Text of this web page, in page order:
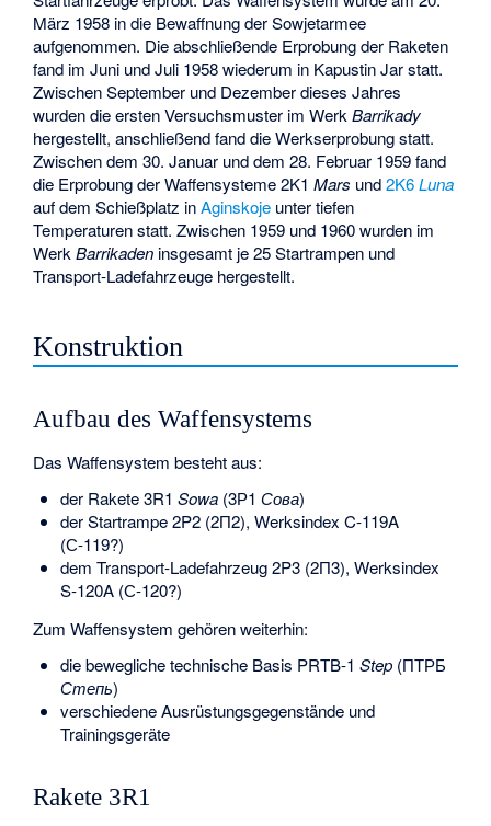
März 1958 in die Bewaffnung der Sowjetarmee
aufgenommen. Die abschließende Erprobung der Raketen
fand im Juni und Juli 1958 wiederum in Kapustin Jar statt.
Zwischen September und Dezember dieses Jahres
wurden die ersten Versuchsmuster im WerkBarrikady
hergestellt, anschließend fand die Werkserprobung statt.
Zwischen dem 30. Januar und dem 28. Februar 1959 fand
die Erprobung der Waffensysteme 2K1Mars und2K6Luna
auf dem Schießplatz inAginskoje unter tiefen
Temperaturen statt. Zwischen 1959 und 1960 wurden im
WerkBarrikaden insgesamt je 25 Startrampen und
Transport-Ladefahrzeuge hergestellt.
Konstruktion
Aufbau des Waffensystems
Das Waffensystem besteht aus:
der Rakete 3R1 Sowa(3Р1 Сова)
der Startrampe 2P2 (2П2), Werksindex C-119A
(С-119?)
dem Transport-Ladefahrzeug 2P3 (2П3), Werksindex
S-120A (С-120?)
Zum Waffensystem gehören weiterhin:
die bewegliche technische Basis PRTB-1 Step(ПТРБ
Степь)
verschiedene Ausrüstungsgegenstände und
Trainingsgeräte
Rakete 3R1